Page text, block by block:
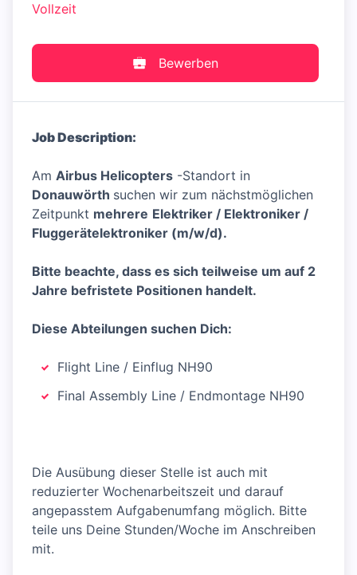
Vollzeit
Bewerben
Job Description:
Am Airbus Helicopters -Standort in
Donauwörth suchen wir zum nächstmöglichen
Zeitpunkt mehrere Elektriker / Elektroniker /
Fluggerätelektroniker (m/w/d).
Bitte beachte, dass es sich teilweise um auf 2
Jahre befristete Positionen handelt.
Diese Abteilungen suchen Dich:
Flight Line / Einflug NH90
Final Assembly Line / Endmontage NH90
Die Ausübung dieser Stelle ist auch mit
reduzierter Wochenarbeitszeit und darauf
angepasstem Aufgabenumfang möglich. Bitte
teile uns Deine Stunden/Woche im Anschreiben
mit.